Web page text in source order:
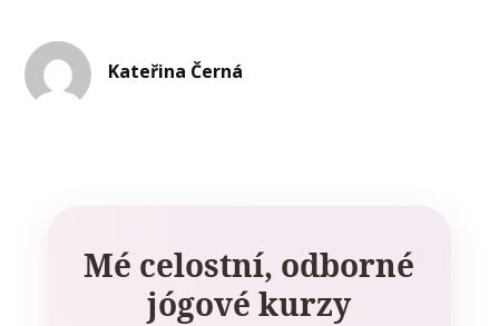
Kateřina Černá
Mé celostní, odborné
jógové kurzy